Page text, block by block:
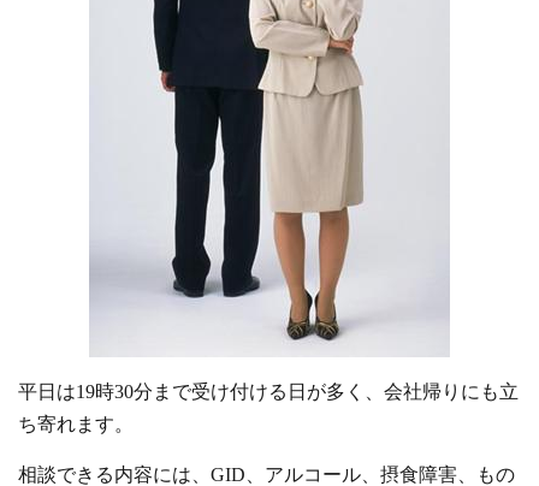
平日は19時30分まで受け付ける日が多く、会社帰りにも立
ち寄れます。
相談できる内容には、GID、アルコール、摂食障害、もの